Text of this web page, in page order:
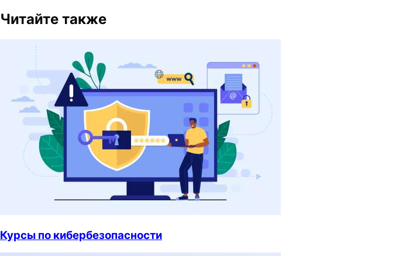
Читайте также
Курсы по кибербезопасности